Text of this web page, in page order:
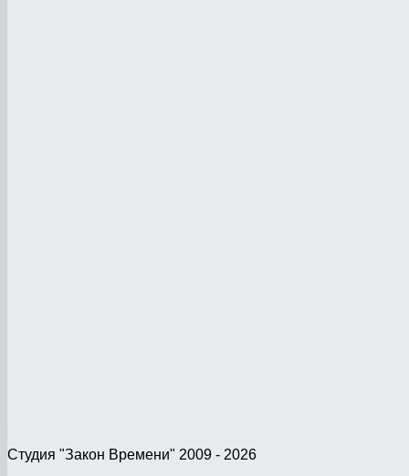
Студия "Закон Времени" 2009 - 2026